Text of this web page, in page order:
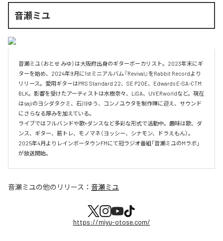
音瀬ミユ
音瀬ミユ（おとせ みゆ）は大阪府出身のギターボーカリスト。2023年末にギ
ターを始め、2024年9月に1stミニアルバム『Revival』をRabbit Recordより
リリース。愛用ギターはPRS Standard 22、SE P20E、Edwards E-SA-CTM
BLK。影響を受けたアーティストは水樹奈々、LiSA、UVERworldなど。現在
はsajiのヨシダタクミ、石川ゆう、コンノユウタを制作陣に迎え、サウンド
にさらなる厚みを加えている。
ライブではフルバンドや歌×ダンスなど多彩な形式で活動中。趣味は歌、ダ
ンス、ギター、筋トレ、モノマネ（ヨッシー、シナモン、ドラえもん）。
2025年4月よりレインボータウンFMにて冠ラジオ番組「音瀬ミユのMラボ」
が放送開始。
音瀬ミユの他のリリース： 音瀬ミユ
https://miyu-otose.com/